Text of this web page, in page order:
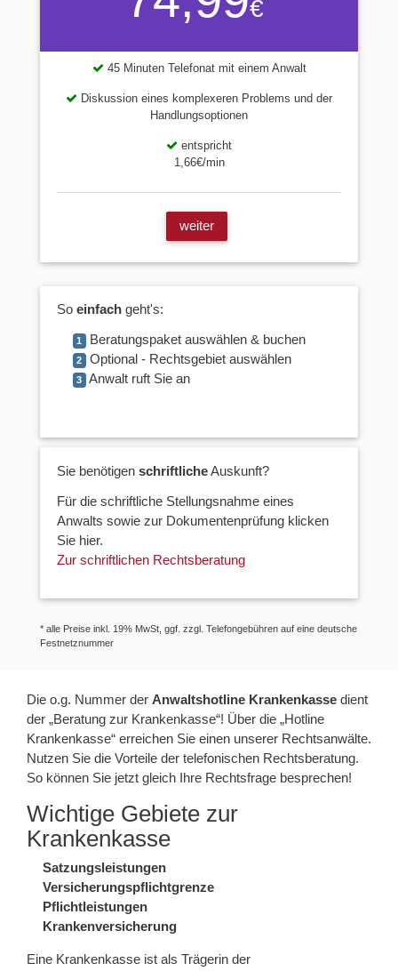
€
45 Minuten Telefonat mit einem Anwalt
Diskussion eines komplexeren Problems und der
Handlungsoptionen
entspricht
1,66€/min
weiter
So einfachgeht's:
1 Beratungspaket auswählen & buchen
2 Optional - Rechtsgebiet auswählen
3 Anwalt ruft Sie an
Sie benötigen schriftlicheAuskunft?
Für die schriftliche Stellungsnahme eines
Anwalts sowie zur Dokumentenprüfung klicken
Sie hier.
Zur schriftlichen Rechtsberatung
* alle Preise inkl. 19% MwSt, ggf. zzgl. Telefongebühren auf eine deutsche
Festnetznummer
Die o.g. Nummer der Anwaltshotline Krankenkasse dient
der „Beratung zur Krankenkasse“! Über die „Hotline
Krankenkasse“ erreichen Sie einen unserer Rechtsanwälte.
Nutzen Sie die Vorteile der telefonischen Rechtsberatung.
So können Sie jetzt gleich Ihre Rechtsfrage besprechen!
Wichtige Gebiete zur
Krankenkasse
Satzungsleistungen
Versicherungspflichtgrenze
Pflichtleistungen
Krankenversicherung
Eine Krankenkasse ist als Trägerin der